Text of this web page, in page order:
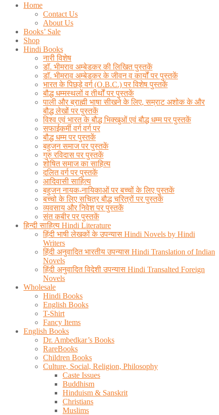
Home
Contact Us
About Us
Books’ Sale
Shop
Hindi Books
नारी विशेष
डॉ. भीमराव अम्बेडकर की लिखित पुस्तकें
डॉ. भीमराव अम्बेडकर के जीवन व कार्यों पर पुस्तकें
भारत के पिछड़े वर्ग (O.B.C.) पर विशेष पुस्तकें
बौद्ध धम्मस्थलों व तीर्थों पर पुस्तकें
पाली और ब्राह्मी भाषा सीखने के लिए, सम्राट अशोक के और
बौद्ध लेखों पर पुस्तकें
विश्व एवं भारत के बौद्ध भिक्खुओं एवं बौद्ध धम्म पर पुस्तकें
सफाईकर्मी वर्ग वर्ग पर
बौद्ध धम्म पर पुस्तकें
बहुजन समाज पर पुस्तकें
गुरु रविदास पर पुस्तकें
शोषित समाज का साहित्य
दलित वर्ग पर पुस्तकें
आदिवासी साहित्य
बहुजन नायक-नायिकाओं पर बच्चों के लिए पुस्तकें
बच्चो के लिए सचित्र बौद्ध चरित्रों पर पुस्तकें
व्यवसाय और निवेश पर पुस्तकें
संत कबीर पर पुस्तकें
हिन्दी साहित्य Hindi Literature
हिंदी भाषी लेखकों के उपन्यास Hindi Novels by Hindi
Writers
हिंदी अनुवादित भारतीय उपन्यास Hindi Translation of Indian
Novels
हिंदी अनुवादित विदेशी उपन्यास Hindi Transalted Foreign
Novels
Wholesale
Hindi Books
English Books
T-Shirt
Fancy Items
English Books
Dr. Ambedkar’s Books
RareBooks
Children Books
Culture, Social, Religion, Philosophy
Caste Issues
Buddhism
Hinduism & Sanskrit
Christians
Muslims